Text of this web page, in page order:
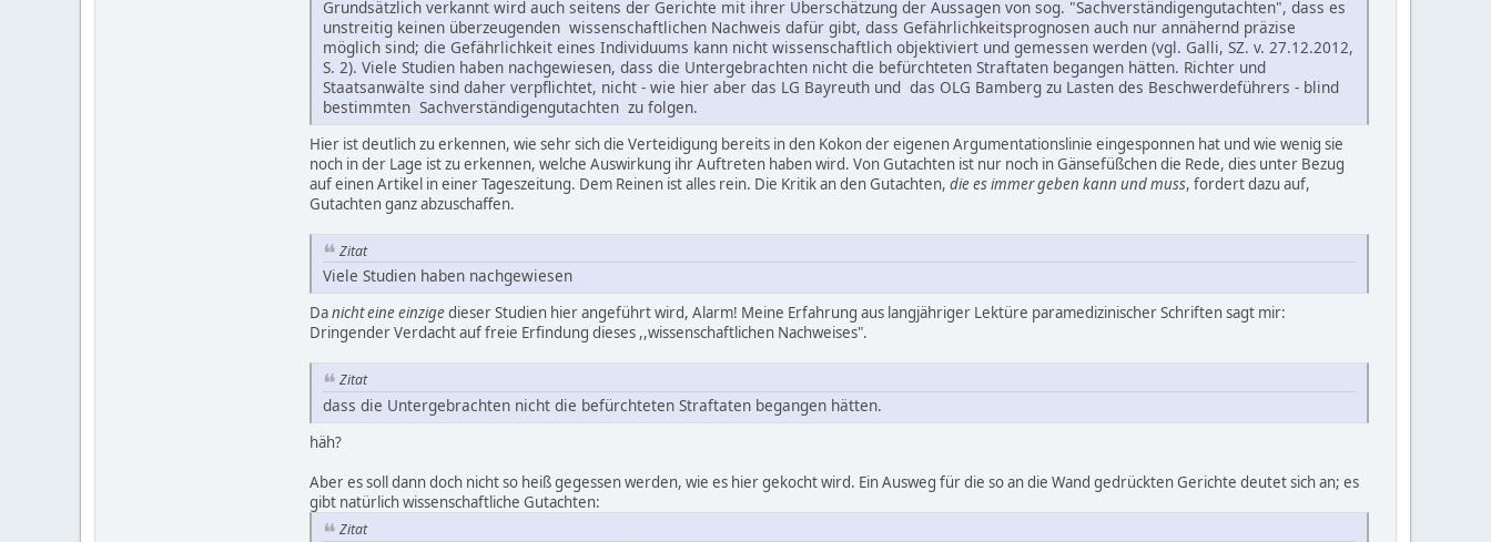
Grundsätzlich verkannt wird auch seitens der Gerichte mit ihrer Überschätzung der Aussagen von sog. "Sachverständigengutachten", dass es
unstreitig keinen überzeugenden wissenschaftlichen Nachweis dafür gibt, dass Gefährlichkeitsprognosen auch nur annähernd präzise
möglich sind; die Gefährlichkeit eines Individuums kann nicht wissenschaftlich objektiviert und gemessen werden (vgl. Galli, SZ. v. 27.12.2012,
S. 2). Viele Studien haben nachgewiesen, dass die Untergebrachten nicht die befürchteten Straftaten begangen hätten. Richter und
Staatsanwälte sind daher verpflichtet, nicht - wie hier aber das LG Bayreuth und das OLG Bamberg zu Lasten des Beschwerdeführers - blind
bestimmten Sachverständigengutachten zu folgen.
Hier ist deutlich zu erkennen, wie sehr sich die Verteidigung bereits in den Kokon der eigenen Argumentationslinie eingesponnen hat und wie wenig sie
noch in der Lage ist zu erkennen, welche Auswirkung ihr Auftreten haben wird. Von Gutachten ist nur noch in Gänsefüßchen die Rede, dies unter Bezug
auf einen Artikel in einer Tageszeitung. Dem Reinen ist alles rein. Die Kritik an den Gutachten, die es immer geben kann und muss, fordert dazu auf,
Gutachten ganz abzuschaffen.
Zitat
Viele Studien haben nachgewiesen
Danicht eine einzigedieser Studien hier angeführt wird, Alarm! Meine Erfahrung aus langjähriger Lektüre paramedizinischer Schriften sagt mir:
Dringender Verdacht auf freie Erfindung dieses ,,wissenschaftlichen Nachweises".
Zitat
dass die Untergebrachten nicht die befürchteten Straftaten begangen hätten.
häh?
Aber es soll dann doch nicht so heiß gegessen werden, wie es hier gekocht wird. Ein Ausweg für die so an die Wand gedrückten Gerichte deutet sich an; es
gibt natürlich wissenschaftliche Gutachten:
Zitat